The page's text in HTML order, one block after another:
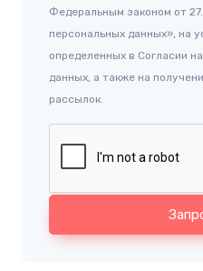
Федеральным законом от
персональных данных», на
определенных в Согласии
данных, а также на
рассылок.